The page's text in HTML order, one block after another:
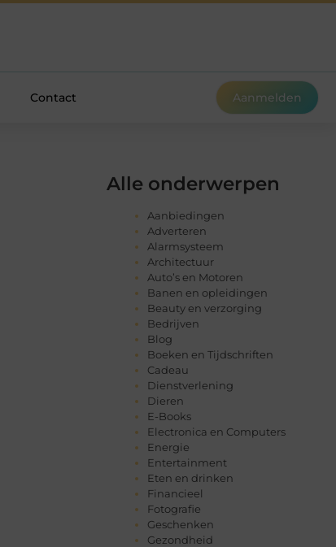
Contact Aanmelden
Alle onderwerpen
Aanbiedingen
Adverteren
Alarmsysteem
Architectuur
Auto’s en Motoren
Banen en opleidingen
Beauty en verzorging
Bedrijven
Blog
Boeken en Tijdschriften
Cadeau
Dienstverlening
Dieren
E-Books
Electronica en Computers
Energie
Entertainment
Eten en drinken
Financieel
Fotografie
Geschenken
Gezondheid